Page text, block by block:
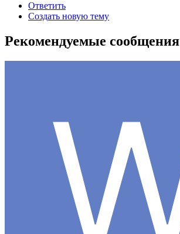
Ответить
Создать новую тему
Рекомендуемые сообщения